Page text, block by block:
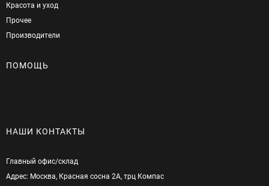
Красота и уход
Прочее
Производители
ПОМОЩЬ
НАШИ КОНТАКТЫ
Главный офис/cклад
Адрес: Москва, Красная сосна 2А, трц Компас